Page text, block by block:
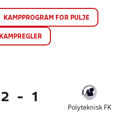
KAMPPROGRAM FOR PULJE
KAMPREGLER
2 - 1
Polyteknisk FK